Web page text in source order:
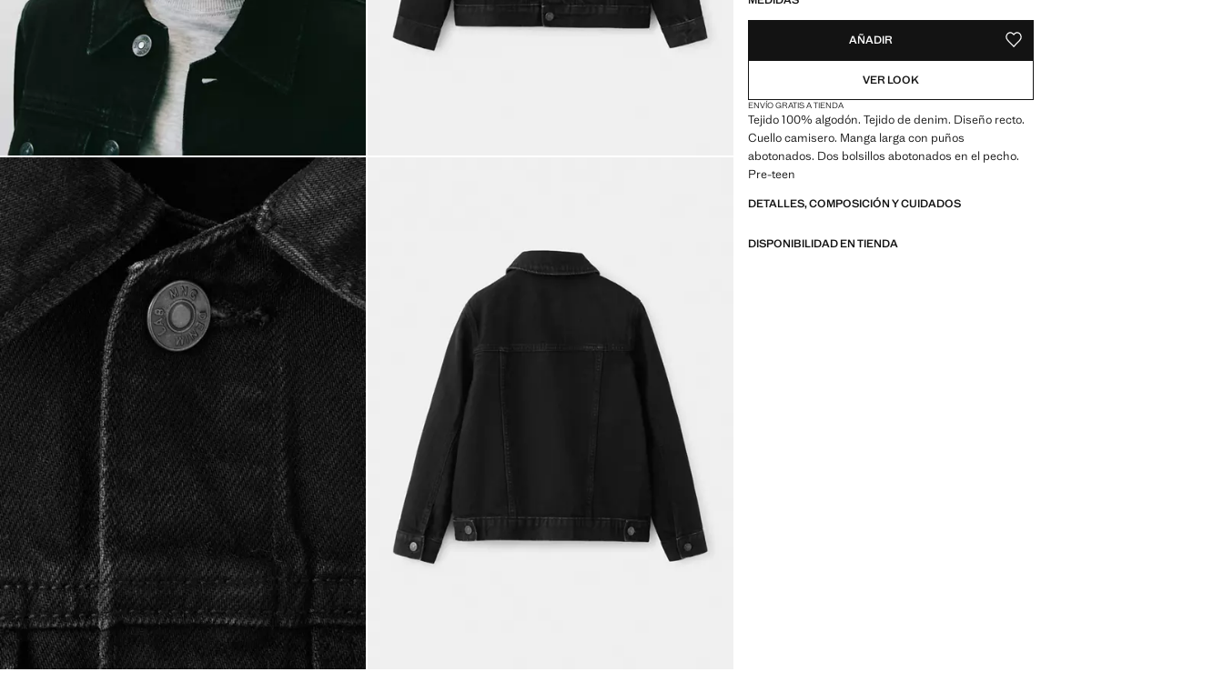
AÑADIR GUARDAR COMO FAVORITO
VER LOOK
ENVÍO GRATIS A TIENDA
Tejido 100% algodón. Tejido de denim. Diseño recto.
Cuello camisero. Manga larga con puños
abotonados. Dos bolsillos abotonados en el pecho.
Pre-teen
DETALLES, COMPOSICIÓN Y CUIDADOS
DISPONIBILIDAD EN TIENDA